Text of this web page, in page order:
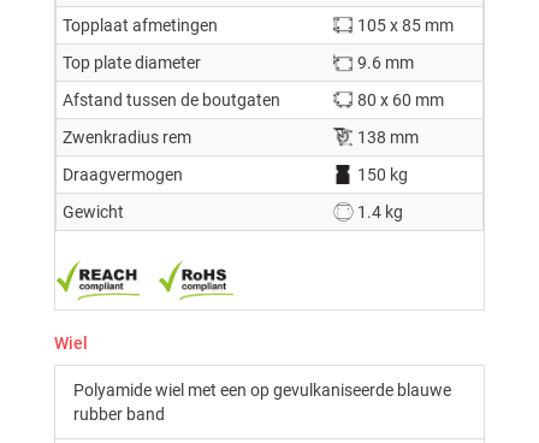
Topplaat afmetingen
105 x 85 mm
Top plate diameter
9.6 mm
Afstand tussen de boutgaten
80 x 60 mm
Zwenkradius rem
138 mm
Draagvermogen
150 kg
Gewicht
1.4 kg
Wiel
Polyamide wiel met een op gevulkaniseerde blauwe
rubber band